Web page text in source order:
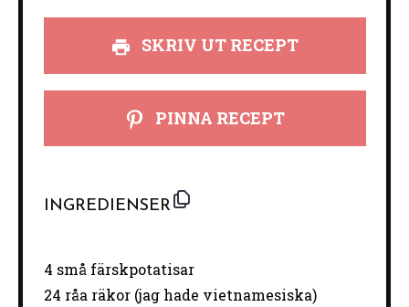
SKRIV UT RECEPT
PINNA RECEPT
INGREDIENSER
4 små färskpotatisar
24 råa räkor (jag hade vietnamesiska)